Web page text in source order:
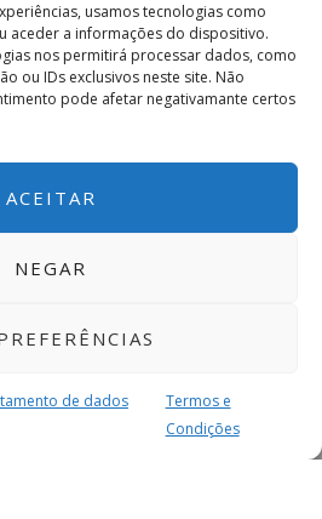
usamos tecnologias como
aceder a informações do dispositivo.
nos permitirá processar dados, como
ou IDs exclusivos neste site. Não
pode afetar negativamante certos
ACEITAR
NEGAR
de dados
Termos e
Condições